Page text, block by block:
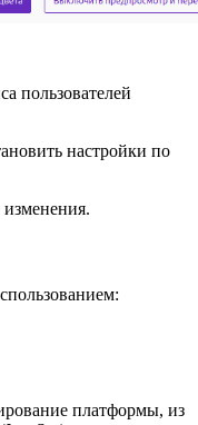
пользователей
настройки по
платформы, из